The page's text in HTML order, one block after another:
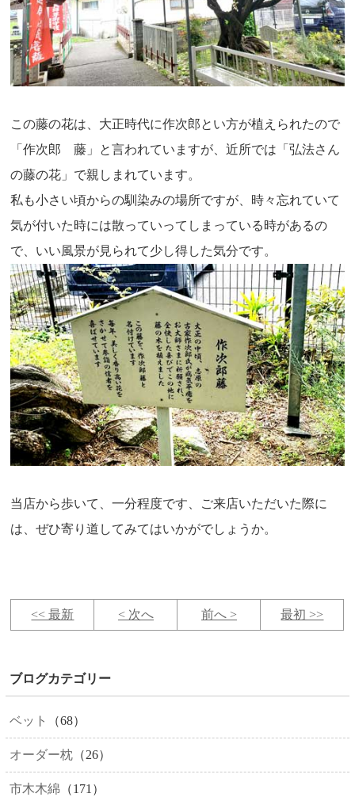
この藤の花は、大正時代に作次郎とい方が植えられたので
「作次郎 藤」と言われていますが、近所では「弘法さん
の藤の花」で親しまれています。
私も小さい頃からの馴染みの場所ですが、時々忘れていて
気が付いた時には散っていってしまっている時があるの
で、いい風景が見られて少し得した気分です。
当店から歩いて、一分程度です、ご来店いただいた際に
は、ぜひ寄り道してみてはいかがでしょうか。
<< 最新 < 次へ 前へ > 最初 >>
ブログカテゴリー
ベット （68）
オーダー枕（26）
市木木綿（171）